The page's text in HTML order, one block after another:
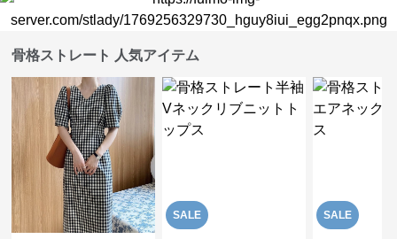
骨格ストレート 人気アイテム
SALE SALE